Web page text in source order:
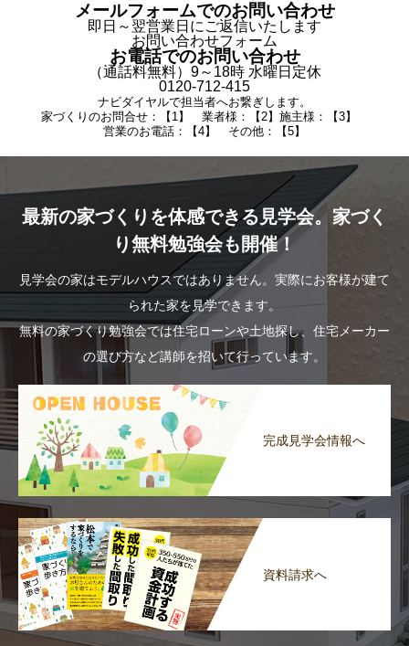
メールフォームでのお問い合わせ
即日～翌営業日にご返信いたします
お問い合わせフォーム
お電話でのお問い合わせ
（通話料無料）9～18時 水曜日定休
0120-712-415
ナビダイヤルで担当者へお繋ぎします。
家づくりのお問合せ：【1】 業者様：【2】施主様：【3】
営業のお電話：【4】 その他：【5】
最新の家づくりを体感できる見学会。家づく
り無料勉強会も開催！
見学会の家はモデルハウスではありません。実際にお客様が建て
られた家を見学できます。
無料の家づくり勉強会では住宅ローンや土地探し、住宅メーカー
の選び方など講師を招いて行っています。
完成見学会情報へ
資料請求へ